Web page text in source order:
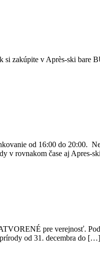
zakúpite v Après-ski bare
od 16:00 do 20:00.
v rovnakom čase aj
pre verejnosť.
prírody od 31. decembra do […]